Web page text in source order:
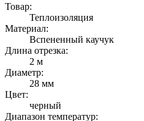
Товар:
Теплоизоляция
Материал:
Вспененный каучук
Длина отрезка:
2 м
Диаметр:
28 мм
Цвет:
черный
Диапазон температур: